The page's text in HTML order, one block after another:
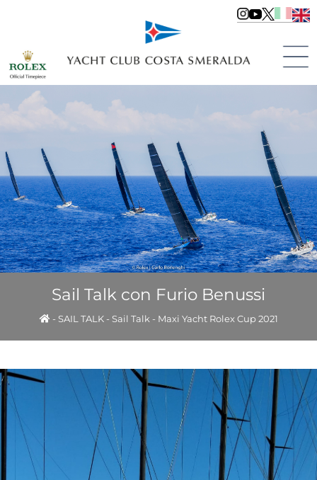
Sail Talk con Furio Benussi
- SAIL TALK- Sail Talk - Maxi Yacht Rolex Cup 2021